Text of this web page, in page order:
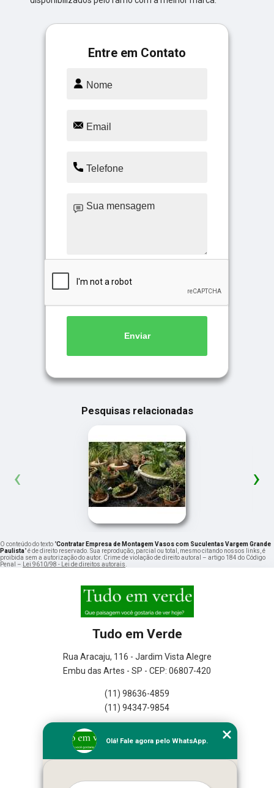
Entre em Contato
Enviar
Pesquisas relacionadas
‹ ›
O conteúdo do texto "Contratar Empresa de Montagem Vasos com Suculentas Vargem Grande
Paulista" é de direito reservado. Sua reprodução, parcial ou total, mesmo citando nossos links, é
proibida sem a autorização do autor. Crime de violação de direito autoral – artigo 184 do Código
Penal – Lei 9610/98 - Lei de direitos autorais.
Tudo em Verde
Rua Aracaju, 116 - Jardim Vista Alegre
Embu das Artes - SP - CEP: 06807-420
(11) 98636-4859
(11) 94347-9854
Empresa
Missão
Olá! Fale agora pelo WhatsApp.